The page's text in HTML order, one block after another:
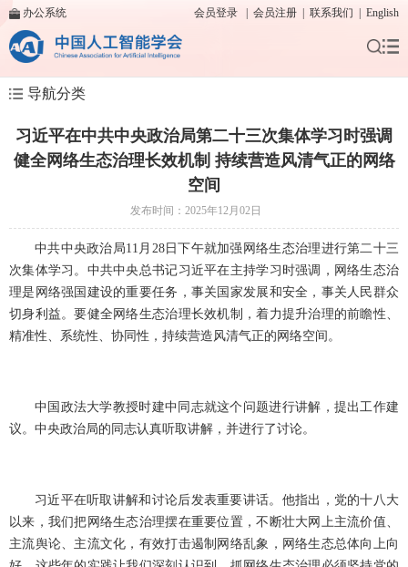
办公系统 会员登录 会员注册 联系我们 English
导航分类
习近平在中共中央政治局第二十三次集体学习时强调
健全网络生态治理长效机制 持续营造风清气正的网络
空间
发布时间：2025年12月02日
中共中央政治局11月28日下午就加强网络生态治理进行第二十三
次集体学习。中共中央总书记习近平在主持学习时强调，网络生态治
理是网络强国建设的重要任务，事关国家发展和安全，事关人民群众
切身利益。要健全网络生态治理长效机制，着力提升治理的前瞻性、
精准性、系统性、协同性，持续营造风清气正的网络空间。
中国政法大学教授时建中同志就这个问题进行讲解，提出工作建
议。中央政治局的同志认真听取讲解，并进行了讨论。
习近平在听取讲解和讨论后发表重要讲话。他指出，党的十八大
以来，我们把网络生态治理摆在重要位置，不断壮大网上主流价值、
主流舆论、主流文化，有效打击遏制网络乱象，网络生态总体向上向